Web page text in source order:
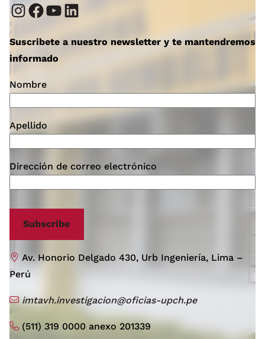
Instagram
Facebook
YouTube
LinkedIn
Suscribete a nuestro newsletter y te mantendremos
informado
Nombre
Apellido
Dirección de correo electrónico
Subscribe
Av. Honorio Delgado 430, Urb Ingeniería, Lima –
Perú
imtavh.investigacion@oficias-upch.pe
(511) 319 0000 anexo 201339